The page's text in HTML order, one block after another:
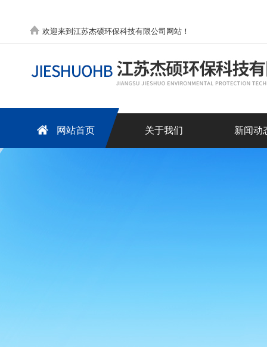
欢迎来到江苏杰硕环保科技有限公司网站！
网站首页 关于我们 新闻动